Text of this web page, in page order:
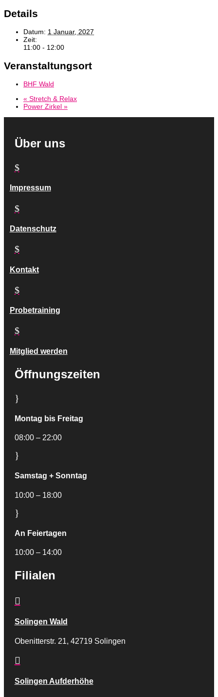
Details
Datum: 1 Januar, 2027
Zeit:
11:00 - 12:00
Veranstaltungsort
BHF Wald
« Stretch & Relax
Power Zirkel »
Über uns
$
Impressum
$
Datenschutz
$
Kontakt
$
Probetraining
$
Mitglied werden
Öffnungszeiten
}
Montag bis Freitag
08:00 – 22:00
}
Samstag + Sonntag
10:00 – 18:00
}
An Feiertagen
10:00 – 14:00
Filialen

Solingen Wald
Obenitterstr. 21, 42719 Solingen

Solingen Aufderhöhe